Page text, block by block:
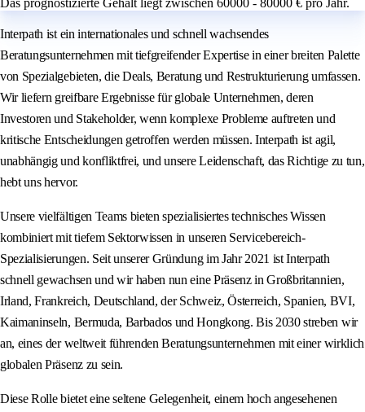
Das prognostizierte Gehalt liegt zwischen 60000 - 80000 € pro Jahr.
Interpath ist ein internationales und schnell wachsendes
Beratungsunternehmen mit tiefgreifender Expertise in einer breiten Palette
von Spezialgebieten, die Deals, Beratung und Restrukturierung umfassen.
Wir liefern greifbare Ergebnisse für globale Unternehmen, deren
Investoren und Stakeholder, wenn komplexe Probleme auftreten und
kritische Entscheidungen getroffen werden müssen. Interpath ist agil,
unabhängig und konfliktfrei, und unsere Leidenschaft, das Richtige zu tun,
hebt uns hervor.
Unsere vielfältigen Teams bieten spezialisiertes technisches Wissen
kombiniert mit tiefem Sektorwissen in unseren Servicebereich-
Spezialisierungen. Seit unserer Gründung im Jahr 2021 ist Interpath
schnell gewachsen und wir haben nun eine Präsenz in Großbritannien,
Irland, Frankreich, Deutschland, der Schweiz, Österreich, Spanien, BVI,
Kaimaninseln, Bermuda, Barbados und Hongkong. Bis 2030 streben wir
an, eines der weltweit führenden Beratungsunternehmen mit einer wirklich
globalen Präsenz zu sein.
Diese Rolle bietet eine seltene Gelegenheit, einem hoch angesehenen